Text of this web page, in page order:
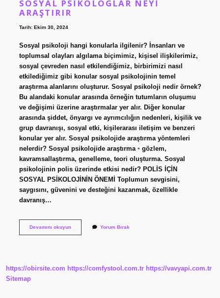
SOSYAL PSIKOLOGLAR NEYI
ARAŞTIRIR
Tarih: Ekim 30, 2024
Sosyal psikoloji hangi konularla ilgilenir? İnsanları ve
toplumsal olayları algılama biçimimiz, kişisel ilişkilerimiz,
sosyal çevreden nasıl etkilendiğimiz, birbirimizi nasıl
etkilediğimiz gibi konular sosyal psikolojinin temel
araştırma alanlarını oluşturur. Sosyal psikoloji nedir örnek?
Bu alandaki konular arasında örneğin tutumların oluşumu
ve değişimi üzerine araştırmalar yer alır. Diğer konular
arasında şiddet, önyargı ve ayrımcılığın nedenleri, kişilik ve
grup davranışı, sosyal etki, kişilerarası iletişim ve benzeri
konular yer alır. Sosyal psikolojide araştırma yöntemleri
nelerdir? Sosyal psikolojide araştırma ▫ gözlem,
kavramsallaştırma, genelleme, teori oluşturma. Sosyal
psikolojinin polis üzerinde etkisi nedir? POLİS İÇİN
SOSYAL PSİKOLOJİNİN ÖNEMİ Toplumun sevgisini,
saygısını, güvenini ve desteğini kazanmak, özellikle
davranış…
Devamını okuyunSosyal
Yorum Bırak
https://obirsite.com https://comfystool.com.tr https://vavyapi.com.tr
Sitemap